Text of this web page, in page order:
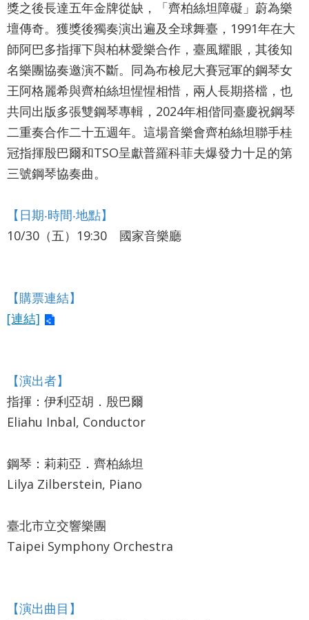
台北通
TaipeiPASS
雙
語
詞
彙
聯
我
們
權
及
安
全
策
著
權
聲
獎之後長達五年金牌從缺，「齊柏絲坦障礙」蔚為樂
壇傳奇。獲獎後獨奏演出遍及全球舞臺，1991年在大
師阿巴多指揮下與柏林愛樂合作，臺風耀眼，其後知
名樂團協奏邀演不斷。同為布梭尼大賽冠軍的鋼琴女
王阿格麗希與齊柏絲坦惺惺相惜，兩人長期搭檔，也
共同出版多張雙鋼琴專輯，2024年相偕同臺慶祝鋼琴
二重奏合作二十五週年。這場音樂會齊柏絲坦聯手桂
冠指揮殷巴爾和TSO呈獻普羅科菲夫爆發力十足的第
三號鋼琴協奏曲。
【日期‧時間‧地點】
10/30（五）19:30 國家音樂廳
【購票連結】
[連結]
【演出者】
指揮：伊利亞胡．殷巴爾
Eliahu Inbal, Conductor
鋼琴：莉莉亞．齊柏絲坦
Lilya Zilberstein, Piano
臺北市立交響樂團
Taipei Symphony Orchestra
【演出曲目】